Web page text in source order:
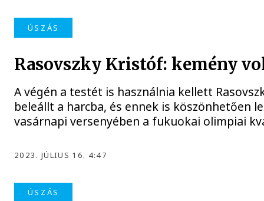
ÚSZÁS
Rasovszky Kristóf: kemény
A végén a testét is használnia kellett
beleállt a harcba, és ennek is köszönhetően
vasárnapi versenyében a fukuokai olimpiai
2023. JÚLIUS 16. 4:47
ÚSZÁS